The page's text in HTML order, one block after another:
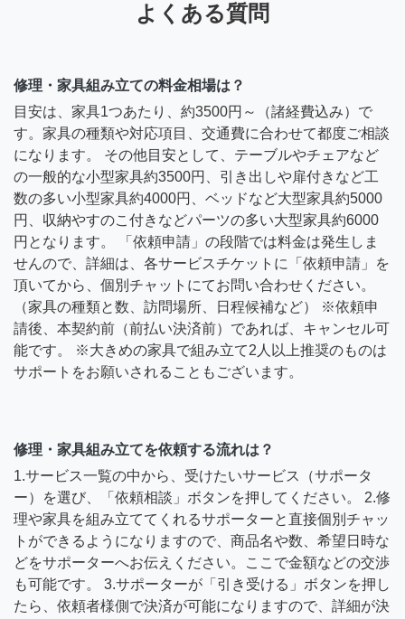
よくある質問
修理・家具組み立ての料金相場は？
目安は、家具1つあたり、約3500円～（諸経費込み）で
す。家具の種類や対応項目、交通費に合わせて都度ご相談
になります。 その他目安として、テーブルやチェアなど
の一般的な小型家具約3500円、引き出しや扉付きなど工
数の多い小型家具約4000円、ベッドなど大型家具約5000
円、収納やすのこ付きなどパーツの多い大型家具約6000
円となります。 「依頼申請」の段階では料金は発生しま
せんので、詳細は、各サービスチケットに「依頼申請」を
頂いてから、個別チャットにてお問い合わせください。
（家具の種類と数、訪問場所、日程候補など） ※依頼申
請後、本契約前（前払い決済前）であれば、キャンセル可
能です。 ※大きめの家具で組み立て2人以上推奨のものは
サポートをお願いされることもございます。
修理・家具組み立てを依頼する流れは？
1.サービス一覧の中から、受けたいサービス（サポータ
ー）を選び、「依頼相談」ボタンを押してください。 2.修
理や家具を組み立ててくれるサポーターと直接個別チャッ
トができるようになりますので、商品名や数、希望日時な
どをサポーターへお伝えください。ここで金額などの交渉
も可能です。 3.サポーターが「引き受ける」ボタンを押し
たら、依頼者様側で決済が可能になりますので、詳細が決